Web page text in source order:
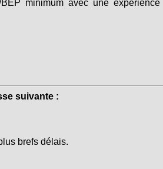
minimum avec une
suivante :
brefs délais.